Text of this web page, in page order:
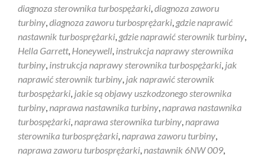
diagnoza sterownika turbospężarki,diagnoza zaworu
turbiny,diagnoza zaworu turbosprężarki, gdzie naprawić
nastawnik turbosprężarki, gdzie naprawić sterownik turbiny,
Hella Garrett, Honeywell, instrukcja naprawy sterownika
turbiny, instrukcja naprawy sterownika turbospężarki, jak
naprawić sterownik turbiny, jak naprawić sterownik
turbospężarki, jakie są objawy uszkodzonego sterownika
turbiny,naprawa nastawnika turbiny,naprawa nastawnika
turbospężarki,naprawa sterownika turbiny,naprawa
sterownika turbosprężarki,naprawa zaworu turbiny,
naprawa zaworu turbosprężarki,nastawnik 6NW 009,